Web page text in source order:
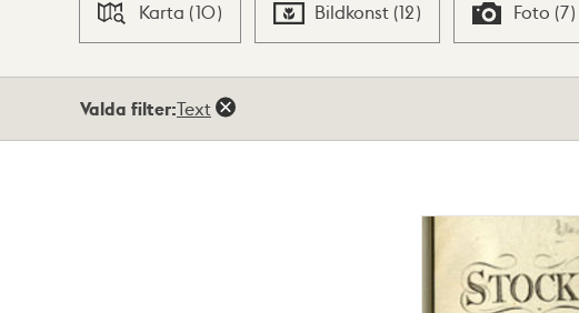
Karta (10) Bildkonst (12) Foto (7)
Valda filter:Text